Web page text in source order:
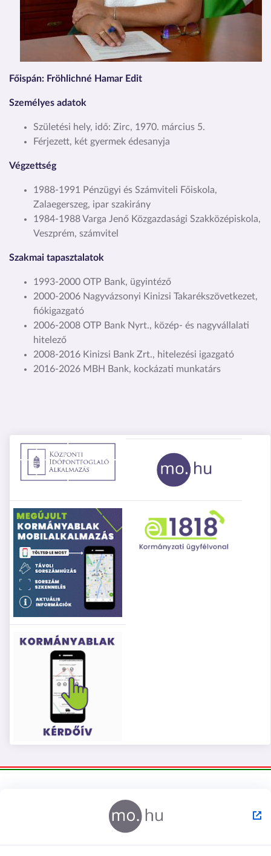
Főispán: Fröhlichné Hamar Edit
Személyes adatok
Születési hely, idő: Zirc, 1970. március 5.
Férjezett, két gyermek édesanyja
Végzettség
1988-1991 Pénzügyi és Számviteli Főiskola,
Zalaegerszeg, ipar szakirány
1984-1988 Varga Jenő Közgazdasági Szakközépiskola,
Veszprém, számvitel
Szakmai tapasztalatok
1993-2000 OTP Bank, ügyintéző
2000-2006 Nagyvázsonyi Kinizsi Takarékszövetkezet,
fiókigazgató
2006-2008 OTP Bank Nyrt., közép- és nagyvállalati
hitelező
2008-2016 Kinizsi Bank Zrt., hitelezési igazgató
2016-2026 MBH Bank, kockázati munkatárs